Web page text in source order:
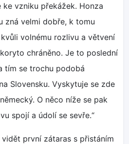
vzniku překážek. Honza
zná velmi dobře, k tomu
kvůli volnému rozlivu a větvení
chráněno. Je to poslední
tím se trochu podobá
Slovensku. Vyskytuje se zde
O něco níže se pak
spojí a údolí se sevře.“
první zátaras s přistáním